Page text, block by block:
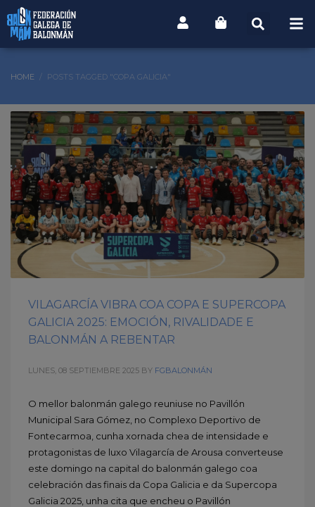
HOME POSTS TAGGED "COPA GALICIA"
VILAGARCÍA VIBRA COA COPA E SUPERCOPA
GALICIA 2025: EMOCIÓN, RIVALIDADE E
BALONMÁN A REBENTAR
LUNES, 08 SEPTIEMBRE 2025 BY FGBALONMÁN
O mellor balonmán galego reuniuse no Pavillón
Municipal Sara Gómez, no Complexo Deportivo de
Fontecarmoa, cunha xornada chea de intensidade e
protagonistas de luxo Vilagarcía de Arousa converteuse
este domingo na capital do balonmán galego coa
celebración das finais da Copa Galicia e da Supercopa
Galicia 2025, unha cita que encheu o Pavillón